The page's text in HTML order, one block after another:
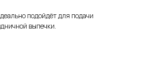
подойдёт для подачи
выпечки.